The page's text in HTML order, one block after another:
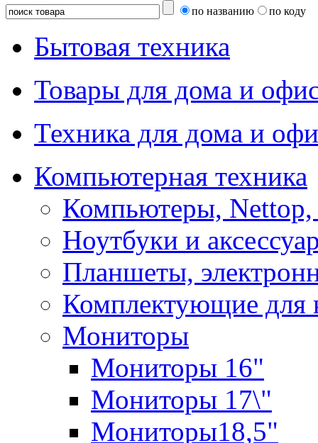
по названию по коду
Бытовая техника
Товары для дома и
Техника для дома и
Компьютерная техника
Компьютеры,
Ноутбуки и
Планшеты,
Комплектующие для
Мониторы
Мониторы 16"
Мониторы 17\"
Мониторы18,5"